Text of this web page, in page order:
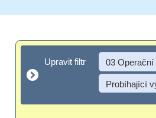
Upravit filtr
Upravit filtr 03
Probíhající